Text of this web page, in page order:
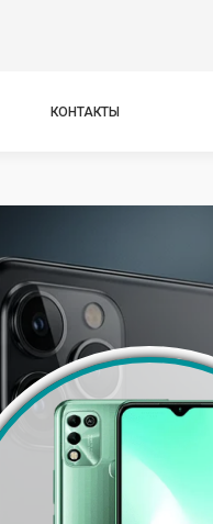
КОНТАКТЫ